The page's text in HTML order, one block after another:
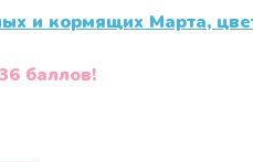
и кормящих Марта,
баллов!